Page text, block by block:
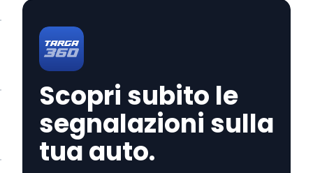
Scopri subito le
segnalazioni sulla
tua auto.